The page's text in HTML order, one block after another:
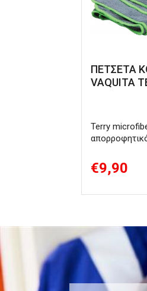
ΠΕΤΣΕΤΑ
VAQUITA
Terry
€9,90